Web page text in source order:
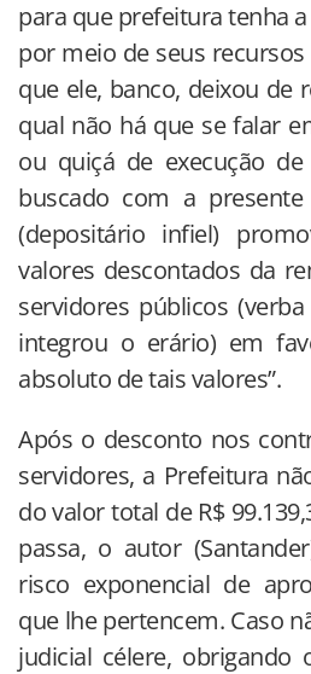
para que prefeitura tenha
por meio de seus
que ele, banco, deixou de
qual não há que se falar
ou quiçá de execução
buscado com a
(depositário infiel)
valores descontados da
servidores públicos
integrou o erário) em
absoluto de tais valores”.
Após o desconto nos
servidores, a Prefeitura
do valor total de R$
passa, o autor
risco exponencial de
que lhe pertencem. Caso
judicial célere, obrigando